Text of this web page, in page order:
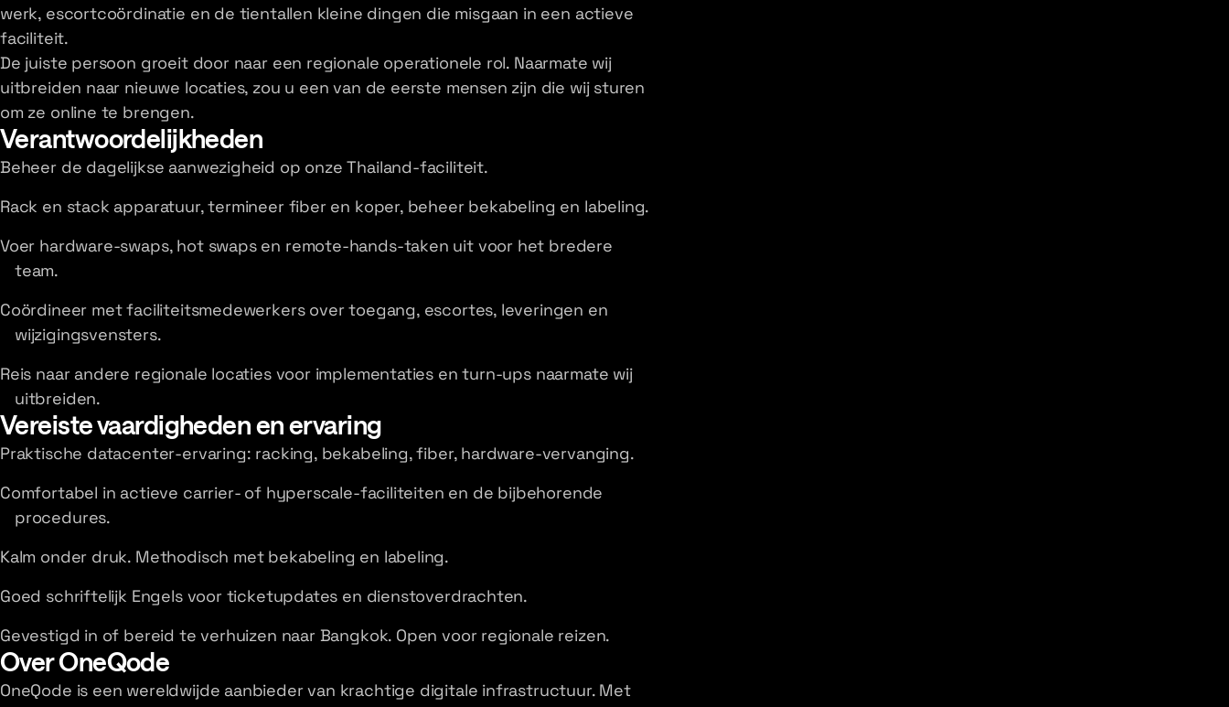
werk, escortcoördinatie en de tientallen kleine dingen die misgaan in een actieve
faciliteit.
De juiste persoon groeit door naar een regionale operationele rol. Naarmate wij
uitbreiden naar nieuwe locaties, zou u een van de eerste mensen zijn die wij sturen
om ze online te brengen.
Verantwoordelijkheden
Beheer de dagelijkse aanwezigheid op onze Thailand-faciliteit.
Rack en stack apparatuur, termineer fiber en koper, beheer bekabeling en labeling.
Voer hardware-swaps, hot swaps en remote-hands-taken uit voor het bredere
team.
Coördineer met faciliteitsmedewerkers over toegang, escortes, leveringen en
wijzigingsvensters.
Reis naar andere regionale locaties voor implementaties en turn-ups naarmate wij
uitbreiden.
Vereiste vaardigheden en ervaring
Praktische datacenter-ervaring: racking, bekabeling, fiber, hardware-vervanging.
Comfortabel in actieve carrier- of hyperscale-faciliteiten en de bijbehorende
procedures.
Kalm onder druk. Methodisch met bekabeling en labeling.
Goed schriftelijk Engels voor ticketupdates en dienstoverdrachten.
Gevestigd in of bereid te verhuizen naar Bangkok. Open voor regionale reizen.
Over OneQode
OneQode is een wereldwijde aanbieder van krachtige digitale infrastructuur. Met